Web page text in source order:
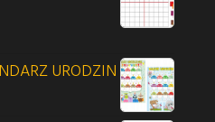
wynosiła: 55,00 zł.
cena wynosi: 50,00 zł.
URODZIN
wynosiła: 55,00 zł.
cena wynosi: 50,00 zł.